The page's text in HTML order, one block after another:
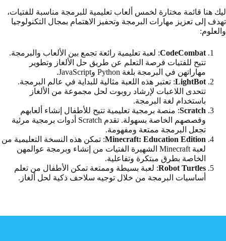
ليك هنا قائمة مختارة لخمس ألعاب تعليمية للبرمجة مناسبة للفتيات،
تهدف إلى تعزيز مهارات البرمجة وتحفيز الاهتمام بمجال التكنولوجيا
والعلوم:
CodeCombat: لعبة تعليمية رائعة تجمع بين الألعاب والبرمجة.
تتيح للفتيات فرصة التعلم عن طريق حل الألغاز وتطوير
مهاراتهن في البرمجة بلغة Python وJavaScript.
LightBot: تعتبر هذه اللعبة مثالية للبداية في عالم البرمجة.
تتحدى اللاعبات لإرشاد روبوت لحل مجموعة من الألغاز
باستخدام لغة البرمجة.
Scratch: منصة برمجية تعليمية تتيح للأطفال إنشاء ألعابهم
وقصصهم الخاصة بسهولة. تقدم Scratch أدوات برمجية مرئية
تجعل البرمجة ممتعة ومفهومة.
Minecraft: Education Edition: تمكن هذه النسخة التعليمية من
لعبة Minecraft الشهيرة الفتيات من إنشاء وبرمجة عوالمهن
الخاصة بطرق مبتكرة وتفاعلية.
Robot Turtles: لعبة بسيطة وممتعة تمكن الأطفال من تعلم
أساسيات البرمجة من خلال توجيه سلاحف ذكية لحل ألغاز.